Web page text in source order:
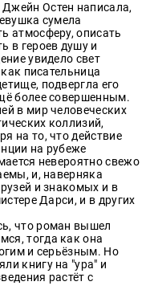
Остен написала,
сумела
атмосферу, описать
в героев душу и
увидело свет
писательница
подвергла его
более совершенным.
в мир человеческих
коллизий,
на то, что действие
на рубеже
невероятно свежо
и, наверняка
и знакомых и в
Дарси, и в других
что роман вышел
тогда как она
и серьёзным. Но
книгу на "ура" и
растёт с